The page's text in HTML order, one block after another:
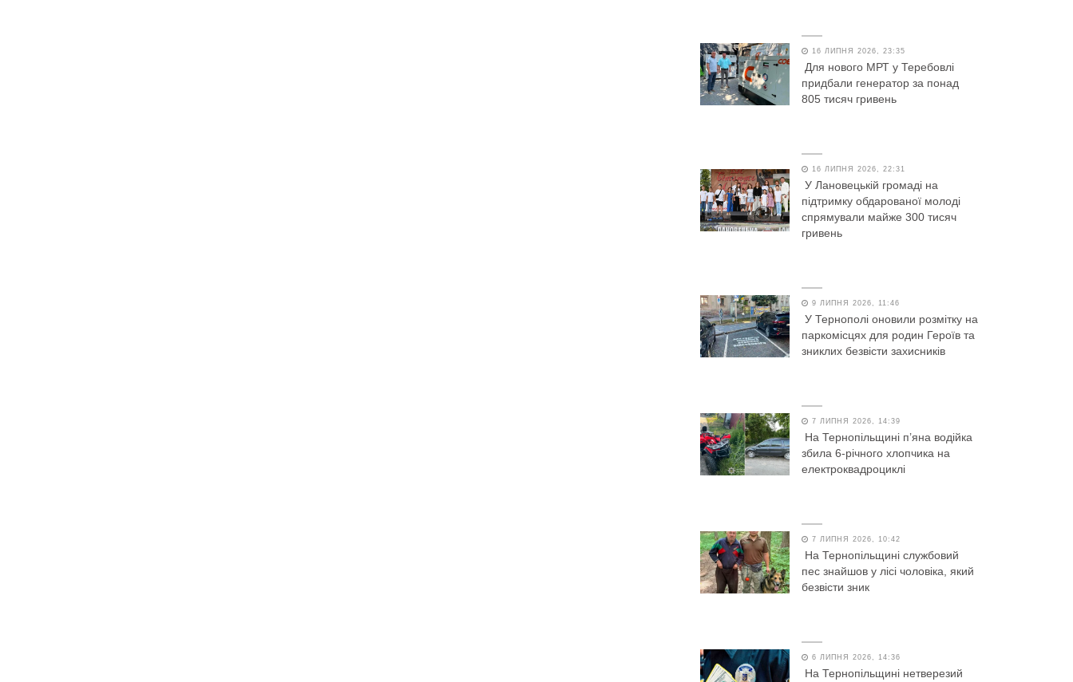
16 ЛИПНЯ 2026, 23:35
Для нового МРТ у Теребовлі
придбали генератор за понад
805 тисяч гривень
16 ЛИПНЯ 2026, 22:31
У Лановецькій громаді на
підтримку обдарованої молоді
спрямували майже 300 тисяч
гривень
9 ЛИПНЯ 2026, 11:46
У Тернополі оновили розмітку на
паркомісцях для родин Героїв та
зниклих безвісти захисників
7 ЛИПНЯ 2026, 14:39
На Тернопільщині п’яна водійка
збила 6-річного хлопчика на
електроквадроциклі
7 ЛИПНЯ 2026, 10:42
На Тернопільщині службовий
пес знайшов у лісі чоловіка, який
безвісти зник
6 ЛИПНЯ 2026, 14:36
На Тернопільщині нетверезий